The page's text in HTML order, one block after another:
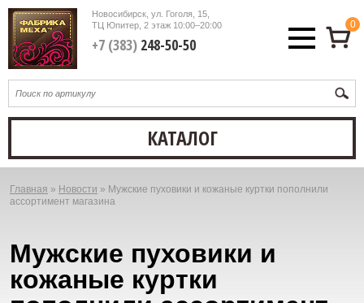
Новосибирск, ул. Гоголя, 15,
ТЦ Юпитер, 2 этаж10:00–20:00
+7 (383)248-50-50
0
КАТАЛОГ
Вы
Главная » Новости » Мужские пуховики и кожаные куртки пополнили
ассортимент магазина
Мужские пуховики и
кожаные куртки